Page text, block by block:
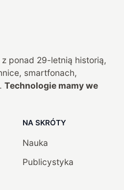
ponad 29-letnią historią,
smartfonach,
Technologie mamy we
NA SKRÓTY
Nauka
Publicystyka